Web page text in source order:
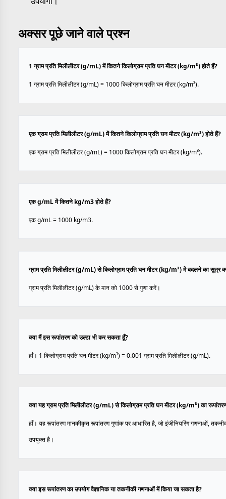
अक्सर पूछे जाने वाले प्रश्न
1 ग्राम प्रति मिलीलीटर (g/mL) में कितने किलोग्राम प्रति घन मीटर (kg/m³) होते हैं?
1 ग्राम प्रति मिलीलीटर (g/mL) = 1000 किलोग्राम प्रति घन मीटर (kg/m³).
एक ग्राम प्रति मिलीलीटर (g/mL) में कितने किलोग्राम प्रति घन मीटर (kg/m³) होते हैं?
एक ग्राम प्रति मिलीलीटर (g/mL) = 1000 किलोग्राम प्रति घन मीटर (kg/m³).
एक g/mL में कितने kg/m3 होते हैं?
एक g/mL = 1000 kg/m3.
ग्राम प्रति मिलीलीटर (g/mL) से किलोग्राम प्रति घन मीटर (kg/m³) में बदलने का सूत्र
ग्राम प्रति मिलीलीटर (g/mL) के मान को 1000 से गुणा करें।
क्या मैं इस रूपांतरण को उल्टा भी कर सकता हूँ?
हाँ। 1 किलोग्राम प्रति घन मीटर (kg/m³) = 0.001 ग्राम प्रति मिलीलीटर (g/mL).
क्या यह ग्राम प्रति मिलीलीटर (g/mL) से किलोग्राम प्रति घन मीटर (kg/m³) का
हाँ। यह रूपांतरण मानकीकृत रूपांतरण गुणांक पर आधारित है, जो इंजीनियरिंग गणनाओं,
उपयुक्त है।
क्या इस रूपांतरण का उपयोग वैज्ञानिक या तकनीकी गणनाओं में किया जा सकता है?